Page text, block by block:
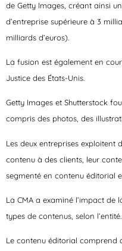
de Getty Images, créant ainsi
d’entreprise supérieure à 3
milliards d’euros).
La fusion est également en
Justice des États-Unis.
Getty Images et Shutterstock
compris des photos, des
Les deux entreprises exploitent
contenu à des clients, leur
segmenté en contenu éditorial
La CMA a examiné l’impact de
types de contenus, selon l’entité.
Le contenu éditorial comprend